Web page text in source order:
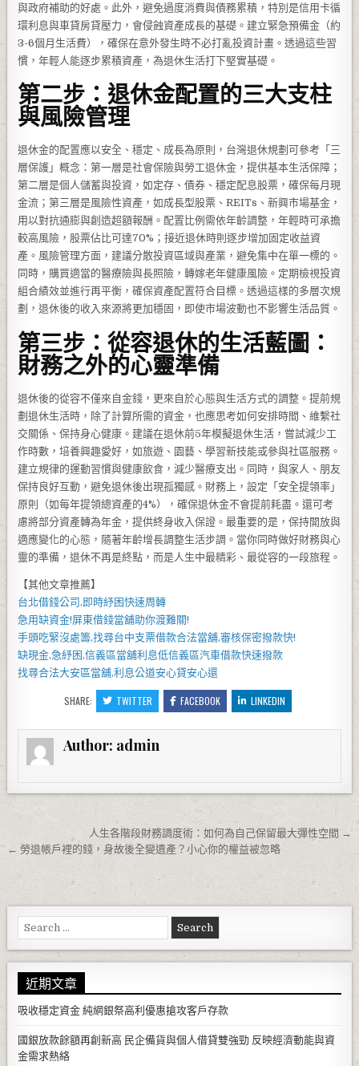
與政府補助的好處。此外，避免過度消費與債務累積，特別是信用卡循
環利息與車貸房貸壓力，會侵蝕資產成長的基礎。建立緊急預備金（約
3-6個月生活費），確保在意外發生時不必打亂投資計畫。透過這些習
慣，年輕人能逐步累積資產，為退休生活打下堅實基礎。
第二步：退休金配置的三大支柱
與風險管理
退休金的配置應以安全、穩定、成長為原則，台灣退休規劃可參考「三
層保護」概念：第一層是社會保險與勞工退休金，提供基本生活保障；
第二層是個人儲蓄與投資，如定存、債券、穩定配息股票，確保每月現
金流；第三層是風險性資產，如成長型股票、REITs、新興市場基金，
用以對抗通膨與創造超額報酬。配置比例需依年齡調整，年輕時可承擔
較高風險，股票佔比可達70%；接近退休時則逐步增加固定收益資
產。風險管理方面，建議分散投資區域與產業，避免集中在單一標的。
同時，購買適當的醫療險與長照險，轉嫁老年健康風險。定期檢視投資
組合績效並進行再平衡，確保資產配置符合目標。透過這樣的多層次規
劃，退休後的收入來源將更加穩固，即使市場波動也不影響生活品質。
第三步：從容退休的生活藍圖：
財務之外的心靈準備
退休後的從容不僅來自金錢，更來自於心態與生活方式的調整。提前規
劃退休生活時，除了計算所需的資金，也應思考如何安排時間、維繫社
交關係、保持身心健康。建議在退休前5年模擬退休生活，嘗試減少工
作時數，培養興趣愛好，如旅遊、園藝、學習新技能或參與社區服務。
建立規律的運動習慣與健康飲食，減少醫療支出。同時，與家人、朋友
保持良好互動，避免退休後出現孤獨感。財務上，設定「安全提領率」
原則（如每年提領總資產的4%），確保退休金不會提前耗盡。還可考
慮將部分資產轉為年金，提供終身收入保證。最重要的是，保持開放與
適應變化的心態，隨著年齡增長調整生活步調。當你同時做好財務與心
靈的準備，退休不再是終點，而是人生中最精彩、最從容的一段旅程。
【其他文章推薦】
台北借錢公司,即時紓困快速周轉
急用缺資金!屏東借錢當舖助你渡難關!
手頭吃緊沒處籌,找尋台中支票借款合法當舖,審核保密撥款快!
缺現金,急紓困,信義區當舖利息低信義區汽車借款快速撥款
找尋合法大安區當舖,利息公道安心貸安心還
SHARE: TWITTER FACEBOOK LINKEDIN
Author: admin
文章導覽人生各階段財務調度術：如何為自己保留最大彈性空間 →
← 勞退帳戶裡的錢，身故後全變遺產？小心你的權益被忽略
Search for:
近期文章
吸收穩定資金 純網銀祭高利優惠搶攻客戶存款
國銀放款餘額再創新高 民企備貨與個人借貸雙強勁 反映經濟動能與資
金需求熱絡